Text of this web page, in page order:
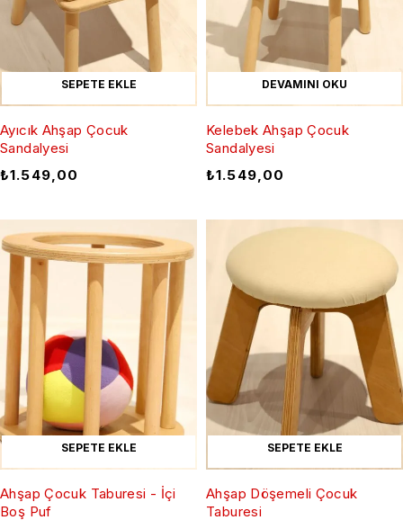
SEPETE EKLE
Ayıcık Ahşap Çocuk
Sandalyesi
₺1.549,00
DEVAMINI OKU
Kelebek Ahşap Çocuk
Sandalyesi
₺1.549,00
SEPETE EKLE
Ahşap Çocuk Taburesi - İçi
Boş Puf
SEPETE EKLE
Ahşap Döşemeli Çocuk
Taburesi